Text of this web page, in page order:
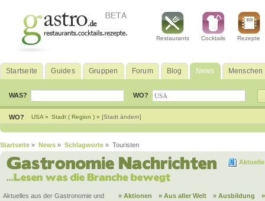
Restaurants Cocktails Rezepte
Startseite Guides Gruppen Forum Blog News Menschen
WAS? WO?
WO? USA » Stadt ( Region ) » [Stadt ändern]
Startseite » News » Schlagworte » Touristen
Aktuelles aus der Gastronomie und
» Aktionen » Aus aller Welt » Ausbildung